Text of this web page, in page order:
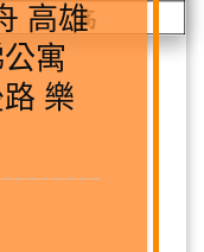
高雄
寓
樂